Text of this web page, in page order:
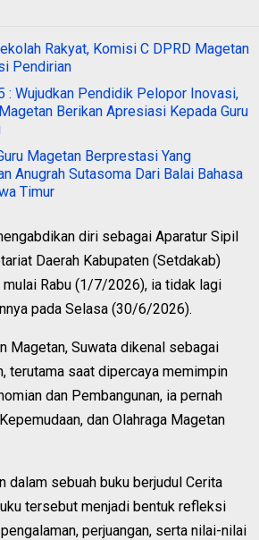
Rakyat, Komisi C DPRD Magetan
Pendirian
: Wujudkan Pendidik Pelopor Inovasi,
Berikan Apresiasi Kepada Guru
Magetan Berprestasi Yang
Anugrah Sutasoma Dari Balai Bahasa
Timur
diri sebagai Aparatur Sipil
Daerah Kabupaten (Setdakab)
Rabu (1/7/2026), ia tidak lagi
pada Selasa (30/6/2026).
Magetan, Suwata dikenal sebagai
terutama saat dipercaya memimpin
dan Pembangunan, ia pernah
dan Olahraga Magetan
dalam sebuah buku berjudul Cerita
tersebut menjadi bentuk refleksi
perjuangan, serta nilai-nilai